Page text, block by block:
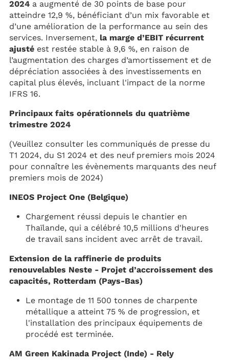
2024 a augmenté de 30 points de base pour
atteindre 12,9 %, bénéficiant d’un mix favorable et
d’une amélioration de la performance au sein des
services. Inversement, la marge d’EBIT récurrent
ajusté est restée stable à 9,6 %, en raison de
l’augmentation des charges d’amortissement et de
dépréciation associées à des investissements en
capital plus élevés, incluant l'impact de la norme
IFRS 16.
Principaux faits opérationnels du quatrième
trimestre 2024
(Veuillez consulter les communiqués de presse du
T1 2024, du S1 2024 et des neuf premiers mois 2024
pour connaître les évènements marquants des neuf
premiers mois de 2024)
INEOS Project One (Belgique)
Chargement réussi depuis le chantier en
Thaïlande, qui a célébré 10,5 millions d'heures
de travail sans incident avec arrêt de travail.
Extension de la raffinerie de produits
renouvelables Neste - Projet d’accroissement des
capacités, Rotterdam (Pays-Bas)
Le montage de 11 500 tonnes de charpente
métallique a atteint 75 % de progression, et
l'installation des principaux équipements de
procédé est terminée.
AM Green Kakinada Project (Inde) - Rely